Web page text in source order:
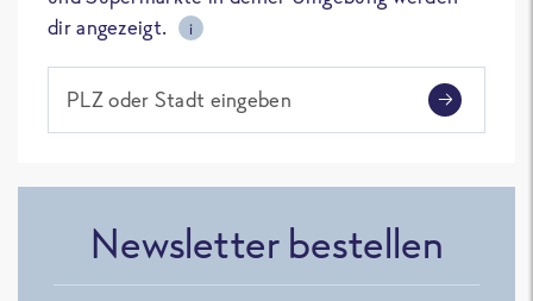
dir angezeigt.
i
PLZ oder Stadt eingeben
Newsletter bestellen